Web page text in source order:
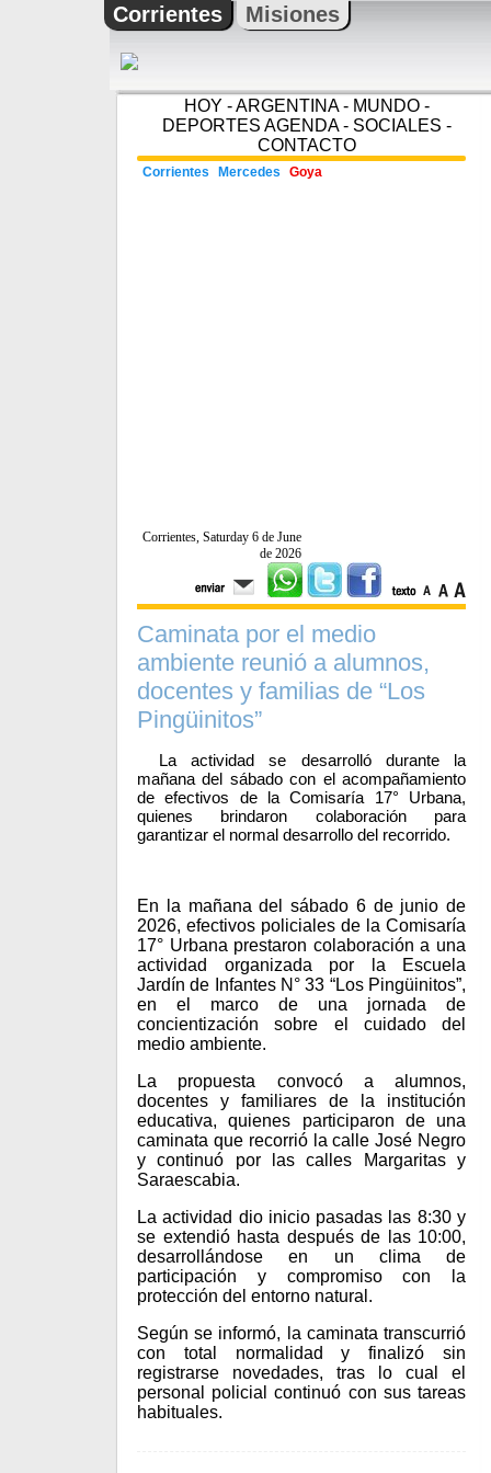
Corrientes Misiones
HOY -ARGENTINA- MUNDO -
DEPORTES AGENDA- SOCIALES -
CONTACTO
Corrientes Mercedes Goya
Corrientes, Saturday 6 de June
de 2026
Caminata por el medio
ambiente reunió a alumnos,
docentes y familias de “Los
Pingüinitos”
La actividad se desarrolló durante la
mañana del sábado con el acompañamiento
de efectivos de la Comisaría 17° Urbana,
quienes brindaron colaboración para
garantizar el normal desarrollo del recorrido.
En la mañana del sábado 6 de junio de
2026, efectivos policiales de la Comisaría
17° Urbana prestaron colaboración a una
actividad organizada por la Escuela
Jardín de Infantes N° 33 “Los Pingüinitos”,
en el marco de una jornada de
concientización sobre el cuidado del
medio ambiente.
La propuesta convocó a alumnos,
docentes y familiares de la institución
educativa, quienes participaron de una
caminata que recorrió la calle José Negro
y continuó por las calles Margaritas y
Saraescabia.
La actividad dio inicio pasadas las 8:30 y
se extendió hasta después de las 10:00,
desarrollándose en un clima de
participación y compromiso con la
protección del entorno natural.
Según se informó, la caminata transcurrió
con total normalidad y finalizó sin
registrarse novedades, tras lo cual el
personal policial continuó con sus tareas
habituales.